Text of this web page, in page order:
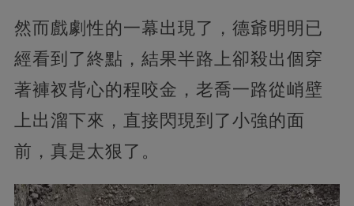
然而戲劇性的一幕出現了，德爺明明已
經看到了終點，結果半路上卻殺出個穿
著褲衩背心的程咬金，老喬一路從峭壁
上出溜下來，直接閃現到了小強的面
前，真是太狠了。